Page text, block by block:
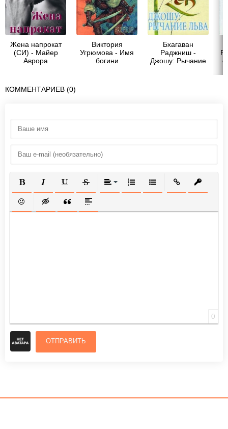
Жена напрокат
(СИ) - Майер
Аврора
Виктория
Угрюмова - Имя
богини
Бхагаван
Раджниш -
Джошу: Рычание
КОММЕНТАРИЕВ (0)
ПОЛУЖИРНЫЙ
КУРСИВПОДЧЕРКНУТЫЙ
ЗАЧЕРКНУТЫЙВЫРАВНИВАНИЕ
НУМЕРОВАННЫЙ СПИСОК
МАРКИРОВАННЫЙ
ВСТАВИТЬ
ВСТАВИТЬ СМАЙЛИК
ВСТАВКА СКРЫТОГО ТЕКСТА
ВСТАВКА ЦИТАТЫ
ВСТАВКА СПОЙЛЕРА
0
ОТПРАВИТЬ